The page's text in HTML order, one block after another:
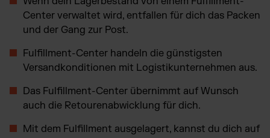
Center verwaltet wird, entfallen für dich das Packen
und der Gang zur Post.
Fulfillment-Center handeln die günstigsten
Versandkonditionen mit Logistikunternehmen aus.
Das Fulfillment-Center übernimmt auf Wunsch
auch die Retourenabwicklung für dich.
Mit dem Fulfillment ausgelagert, kannst du dich auf